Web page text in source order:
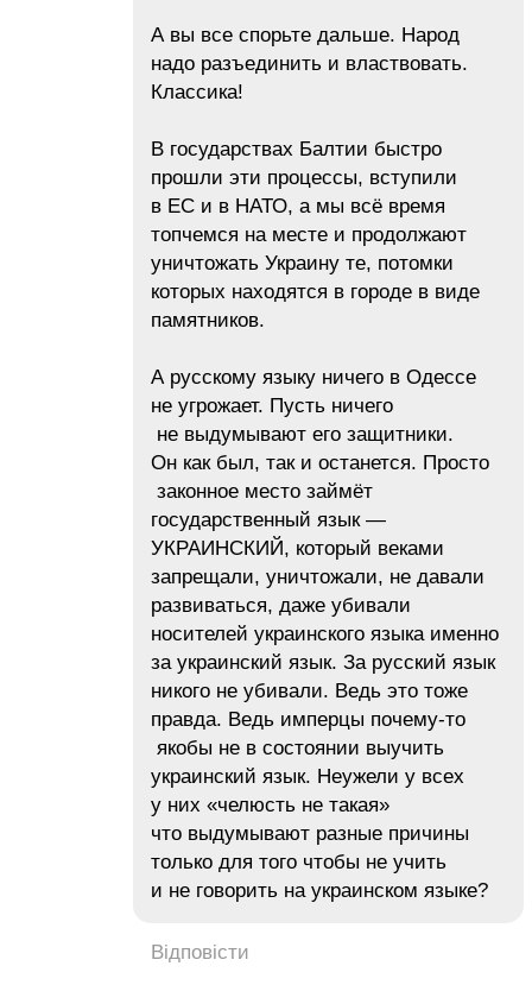
А вы все спорьте дальше. Народ
надо разъединить и властвовать.
Классика!
В государствах Балтии быстро
прошли эти процессы, вступили
в ЕС и в НАТО, а мы всё время
топчемся на месте и продолжают
уничтожать Украину те, потомки
которых находятся в городе в виде
памятников.
А русскому языку ничего в Одессе
не угрожает. Пусть ничего
не выдумывают его защитники.
Он как был, так и останется. Просто
законное место займёт
государственный язык —
УКРАИНСКИЙ, который веками
запрещали, уничтожали, не давали
развиваться, даже убивали
носителей украинского языка именно
за украинский язык. За русский язык
никого не убивали. Ведь это тоже
правда. Ведь имперцы почему-то
якобы не в состоянии выучить
украинский язык. Неужели у всех
у них «челюсть не такая»
что выдумывают разные причины
только для того чтобы не учить
и не говорить на украинском языке?
Відповісти